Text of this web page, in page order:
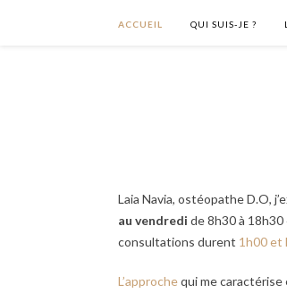
ACCUEIL QUI SUIS-JE ?
Laia Navia, ostéopathe D.O,
au vendredi de 8h30 à 18h30
consultations durent 1h00 et
L’approchequi me